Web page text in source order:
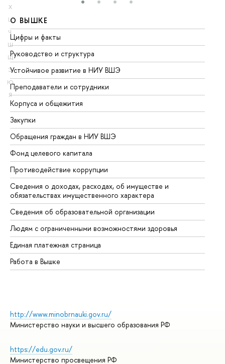
Х
Ц
Ч
Ш
Щ
Э
Ю
Я
О ВЫШКЕ
Цифры и факты
Руководство и структура
Устойчивое развитие в НИУ ВШЭ
Преподаватели и сотрудники
Корпуса и общежития
Закупки
Обращения граждан в НИУ ВШЭ
Фонд целевого капитала
Противодействие коррупции
Сведения о доходах, расходах, об имуществе и
обязательствах имущественного характера
Сведения об образовательной организации
Людям с ограниченными возможностями здоровья
Единая платежная страница
Работа в Вышке
http://www.minobrnauki.gov.ru/
Министерство науки и высшего образования РФ
https://edu.gov.ru/
Министерство просвещения РФ